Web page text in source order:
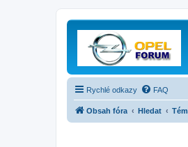
Rychlé odkazy FAQ
Obsah fóra Hledat